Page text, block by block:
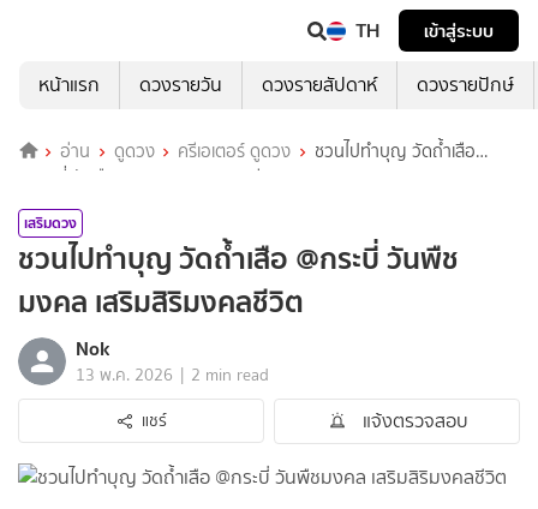
TH
เข้าสู่ระบบ
หน้าแรก
ดวงรายวัน ดวงรายสัปดาห์ ดวงรายปักษ์
อ่าน ดูดวง ครีเอเตอร์ ดูดวง
ชวนไปทำบุญ วัดถ้ำเสือ
@กระบี่ วันพืชมงคล เสริมสิริมงคลชีวิต
เสริมดวง
ชวนไปทำบุญ วัดถ้ำเสือ @กระบี่ วันพืช
มงคล เสริมสิริมงคลชีวิต
Nok
13 พ.ค. 2026 | 2 min read
แชร์
แจ้งตรวจสอบ